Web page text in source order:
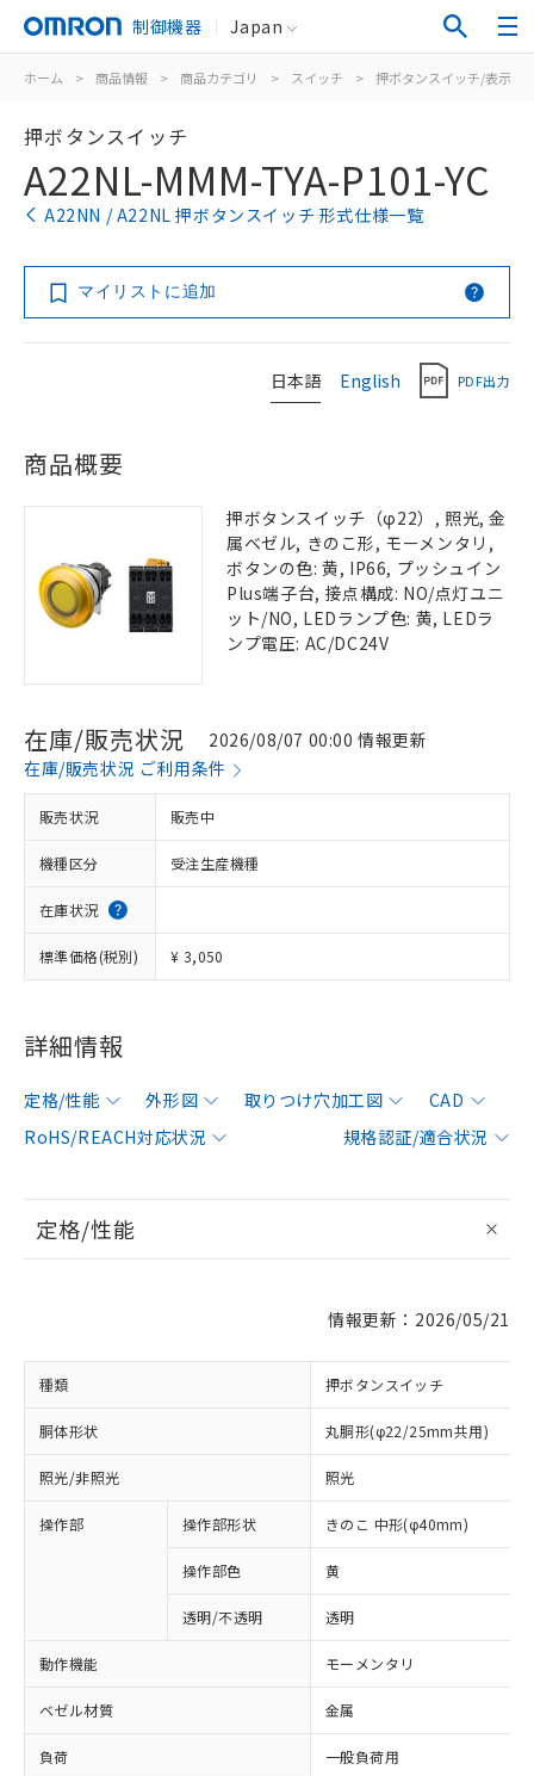
制御機器 Japan
ホーム > 商品情報 > 商品カテゴリ > スイッチ > 押ボタンスイッチ/表示灯
押ボタンスイッチ
A22NL-MMM-TYA-P101-YC
A22NN / A22NL 押ボタンスイッチ 形式仕様一覧
マイリストに追加
日本語 English PDF出力
商品概要
押ボタンスイッチ（φ22）, 照光, 金
属ベゼル, きのこ形, モーメンタリ,
ボタンの色: 黄, IP66, プッシュイン
Plus端子台, 接点構成: NO/点灯ユニ
ット/NO, LEDランプ色: 黄, LEDラ
ンプ電圧: AC/DC24V
在庫/販売状況
2026/08/07 00:00 情報更新
在庫/販売状況 ご利用条件
販売状況 販売中
機種区分 受注生産機種
在庫状況
標準価格(税別) ¥ 3,050
詳細情報
定格/性能 外形図 取りつけ穴加工図
CAD
RoHS/REACH対応状況
規格認証/適合状況
定格/性能
情報更新：2026/05/21
種類 押ボタンスイッチ
胴体形状 丸胴形(φ22/25mm共用)
照光/非照光 照光
操作部 操作部形状 きのこ 中形(φ40mm)
操作部色 黄
透明/不透明 透明
動作機能 モーメンタリ
ベゼル材質 金属
負荷 一般負荷用